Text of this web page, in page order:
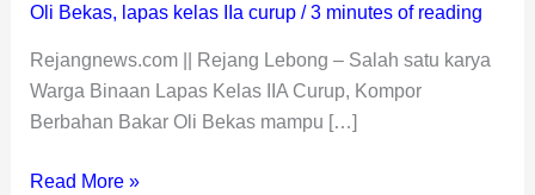
Oli Bekas, lapas kelas IIa curup/3 minutes of reading
Rejangnews.com || Rejang Lebong – Salah satu karya
Warga Binaan Lapas Kelas IIA Curup, Kompor
Berbahan Bakar Oli Bekas mampu […]
Read More »